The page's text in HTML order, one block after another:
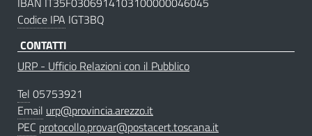
Codice IPA IGT3BQ
CONTATTI
URP - Ufficio Relazioni con il Pubblico
Tel 05753921
Email urp@provincia.arezzo.it
PEC protocollo.provar@postacert.toscana.it